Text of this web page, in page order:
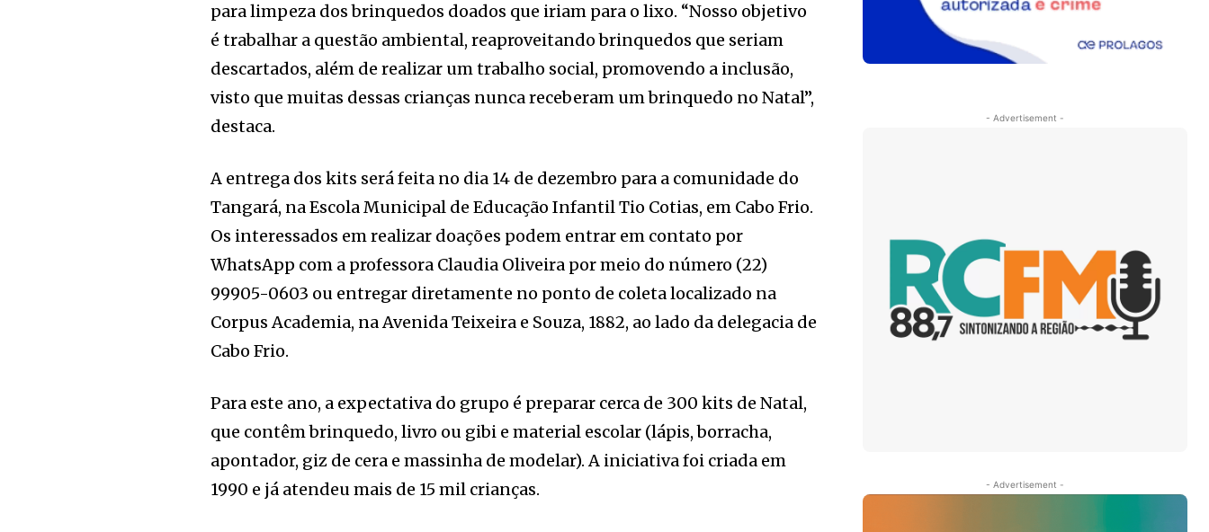
para limpeza dos brinquedos doados que iriam para o lixo. “Nosso objetivo
é trabalhar a questão ambiental, reaproveitando brinquedos que seriam
descartados, além de realizar um trabalho social, promovendo a inclusão,
visto que muitas dessas crianças nunca receberam um brinquedo no Natal”,
destaca.
A entrega dos kits será feita no dia 14 de dezembro para a comunidade do
Tangará, na Escola Municipal de Educação Infantil Tio Cotias, em Cabo Frio.
Os interessados em realizar doações podem entrar em contato por
WhatsApp com a professora Claudia Oliveira por meio do número (22)
99905-0603 ou entregar diretamente no ponto de coleta localizado na
Corpus Academia, na Avenida Teixeira e Souza, 1882, ao lado da delegacia de
Cabo Frio.
Para este ano, a expectativa do grupo é preparar cerca de 300 kits de Natal,
que contêm brinquedo, livro ou gibi e material escolar (lápis, borracha,
apontador, giz de cera e massinha de modelar). A iniciativa foi criada em
1990 e já atendeu mais de 15 mil crianças.
- Advertisement -
- Advertisement -